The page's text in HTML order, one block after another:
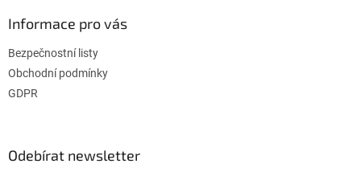
Informace pro vás
Bezpečnostní listy
Obchodní podmínky
GDPR
Odebírat newsletter